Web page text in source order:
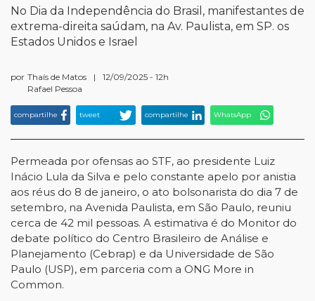
No Dia da Independência do Brasil, manifestantes de
extrema-direita saúdam, na Av. Paulista, em SP. os
Estados Unidos e Israel
por Thaís de Matos
Rafael Pessoa
| 12/09/2025 - 12h
compartilhe tweet compartilhe WhatsApp
Permeada por ofensas ao STF, ao presidente Luiz
Inácio Lula da Silva e pelo constante apelo por anistia
aos réus do 8 de janeiro, o ato bolsonarista do dia 7 de
setembro, na Avenida Paulista, em São Paulo, reuniu
cerca de 42 mil pessoas. A estimativa é do Monitor do
debate político do Centro Brasileiro de Análise e
Planejamento (Cebrap) e da Universidade de São
Paulo (USP), em parceria com a ONG More in
Common.